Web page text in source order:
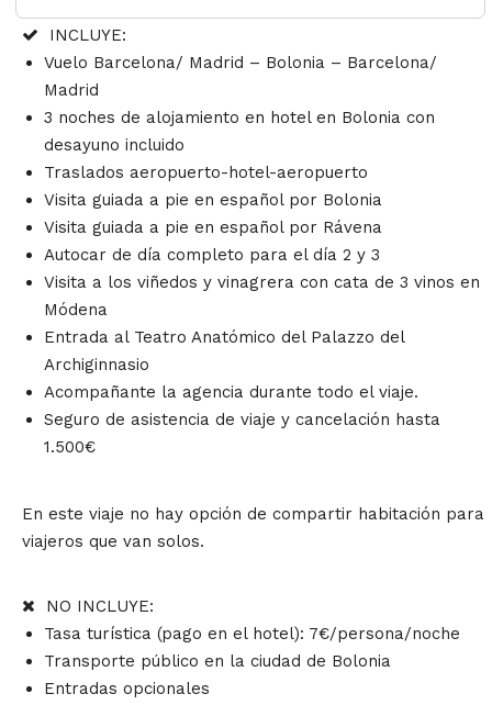
INCLUYE:
Vuelo Barcelona/ Madrid – Bolonia – Barcelona/
Madrid
3 noches de alojamiento en hotel en Bolonia con
desayuno incluido
Traslados aeropuerto-hotel-aeropuerto
Visita guiada a pie en español por Bolonia
Visita guiada a pie en español por Rávena
Autocar de día completo para el día 2 y 3
Visita a los viñedos y vinagrera con cata de 3 vinos en
Módena
Entrada al Teatro Anatómico del Palazzo del
Archiginnasio
Acompañante la agencia durante todo el viaje.
Seguro de asistencia de viaje y cancelación hasta
1.500€
En este viaje no hay opción de compartir habitación para
viajeros que van solos.
NO INCLUYE:
Tasa turística (pago en el hotel): 7€/persona/noche
Transporte público en la ciudad de Bolonia
Entradas opcionales